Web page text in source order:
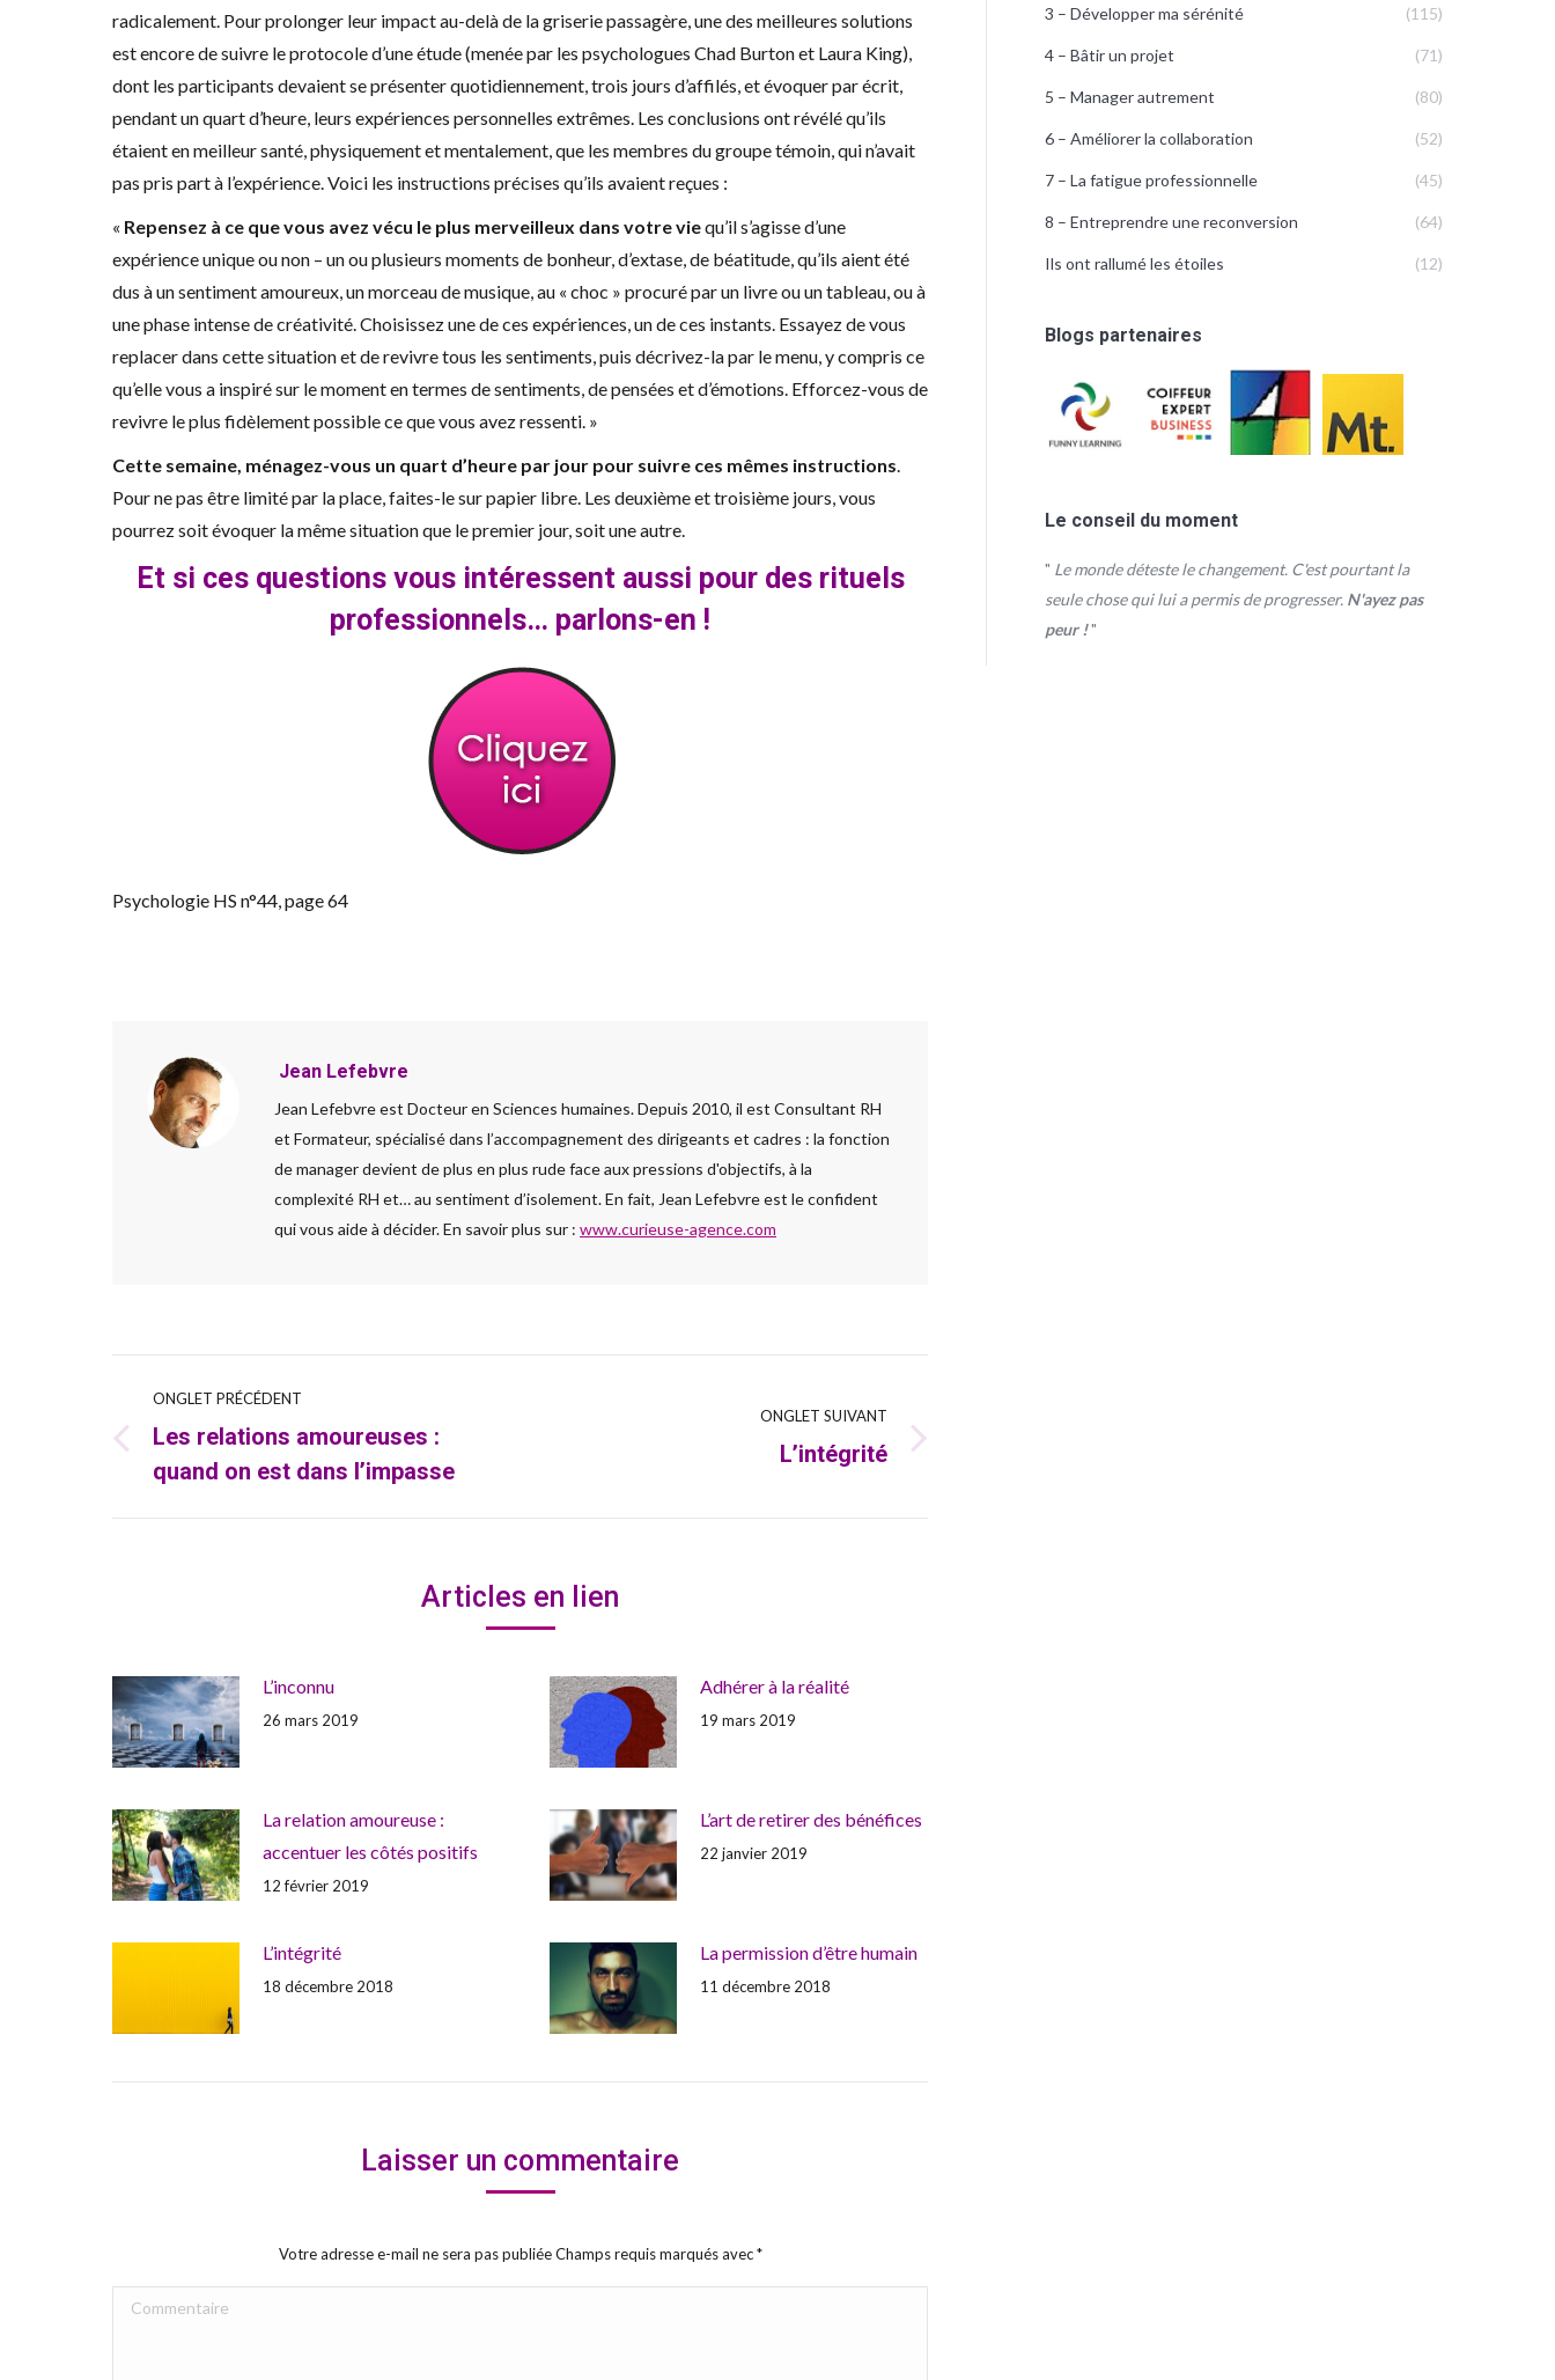
radicalement. Pour prolonger leur impact au-delà de la griserie passagère, une des meilleures solutions
est encore de suivre le protocole d’une étude (menée par les psychologues Chad Burton et Laura King),
dont les participants devaient se présenter quotidiennement, trois jours d’affilés, et évoquer par écrit,
pendant un quart d’heure, leurs expériences personnelles extrêmes. Les conclusions ont révélé qu’ils
étaient en meilleur santé, physiquement et mentalement, que les membres du groupe témoin, qui n’avait
pas pris part à l’expérience. Voici les instructions précises qu’ils avaient reçues :
« Repensez à ce que vous avez vécu le plus merveilleux dans votre viequ’il s’agisse d’une
expérience unique ou non – un ou plusieurs moments de bonheur, d’extase, de béatitude, qu’ils aient été
dus à un sentiment amoureux, un morceau de musique, au « choc » procuré par un livre ou un tableau, ou à
une phase intense de créativité. Choisissez une de ces expériences, un de ces instants. Essayez de vous
replacer dans cette situation et de revivre tous les sentiments, puis décrivez-la par le menu, y compris ce
qu’elle vous a inspiré sur le moment en termes de sentiments, de pensées et d’émotions. Efforcez-vous de
revivre le plus fidèlement possible ce que vous avez ressenti. »
Cette semaine, ménagez-vous un quart d’heure par jour pour suivre ces mêmes instructions
Pour ne pas être limité par la place, faites-le sur papier libre. Les deuxième et troisième jours, vous
pourrez soit évoquer la même situation que le premier jour, soit une autre.
Et si ces questions vous intéressent aussi pour des rituels
professionnels… parlons-en !
Psychologie HS n°44, page 64
Jean Lefebvre
Jean Lefebvre est Docteur en Sciences humaines. Depuis 2010, il est Consultant RH
et Formateur, spécialisé dans l’accompagnement des dirigeants et cadres : la fonction
de manager devient de plus en plus rude face aux pressions d'objectifs, à la
complexité RH et… au sentiment d’isolement. En fait, Jean Lefebvre est le confident
qui vous aide à décider. En savoir plus sur : www.curieuse-agence.com
Navigation
de
ONGLET PRÉCÉDENT
Onglet
précédent
Les relations amoureuses :
quand on est dans l’impasse
ONGLET SUIVANT
L’intégrité
Articles en lien
L’inconnu
26 mars 2019
Adhérer à la réalité
19 mars 2019
La relation amoureuse :
accentuer les côtés positifs
12 février 2019
L’art de retirer des bénéfices
22 janvier 2019
L’intégrité
18 décembre 2018
La permission d’être humain
11 décembre 2018
Laisser un commentaire
Votre adresse e-mail ne sera pas publiée Champs requis marqués avec*
Commentaire
3 – Développer ma sérénité (115)
4 – Bâtir un projet (71)
5 – Manager autrement (80)
6 – Améliorer la collaboration (52)
7 – La fatigue professionnelle (45)
8 – Entreprendre une reconversion (64)
Ils ont rallumé les étoiles (12)
Blogs partenaires
Le conseil du moment
" Le monde déteste le changement. C'est pourtant la
seule chose qui lui a permis de progresser. N'ayez pas
peur !"